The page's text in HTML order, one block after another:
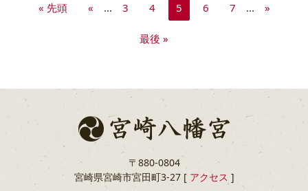
« 先頭 « ... 3 4 5 6 7 ... »
最後 »
〒880-0804
宮崎県宮崎市宮田町3-27 [ アクセス ]